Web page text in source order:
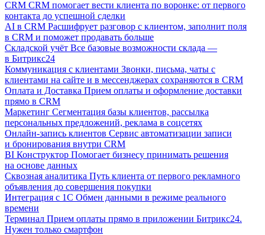
CRM CRM помогает вести клиента по воронке: от первого
контакта до успешной сделки
AI в CRM Расшифрует разговор с клиентом, заполнит поля
в CRM и поможет продавать больше
Складской учёт Все базовые возможности склада —
в Битрикс24
Коммуникация с клиентами Звонки, письма, чаты с
клиентами на сайте и в мессенджерах сохраняются в CRM
Оплата и Доставка Прием оплаты и оформление доставки
прямо в CRM
Маркетинг Сегментация базы клиентов, рассылка
персональных предложений, реклама в соцсетях
Онлайн-запись клиентов Сервис автоматизации записи
и бронирования внутри CRM
BI Конструктор Помогает бизнесу принимать решения
на основе данных
Сквозная аналитика Путь клиента от первого рекламного
объявления до совершения покупки
Интеграция с 1С Обмен данными в режиме реального
времени
Терминал Прием оплаты прямо в приложении Битрикс24.
Нужен только смартфон